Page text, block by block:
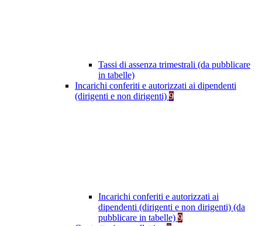
Tassi di assenza trimestrali (da pubblicare
in tabelle)
Incarichi conferiti e autorizzati ai dipendenti
(dirigenti e non dirigenti) 9
Incarichi conferiti e autorizzati ai
dipendenti (dirigenti e non dirigenti) (da
pubblicare in tabelle) 9